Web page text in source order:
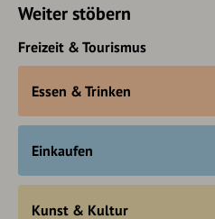
Weiter stöbern
Freizeit & Tourismus
Essen & Trinken
Einkaufen
Kunst & Kultur